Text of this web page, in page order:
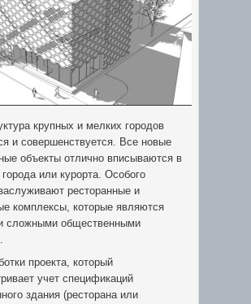
крупных и мелких городов
и совершенствуется. Все новые
объекты отлично вписываются в
или курорта. Особого
ресторанные и
комплексы, которые являются
сложными общественными
проекта, который
учет спецификаций
здания (ресторана или